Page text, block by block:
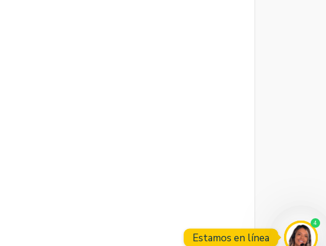
Estamos en línea
4